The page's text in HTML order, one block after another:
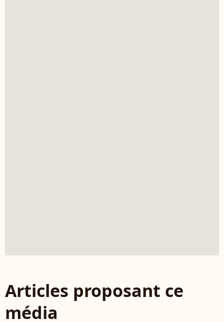
Articles proposant ce
média